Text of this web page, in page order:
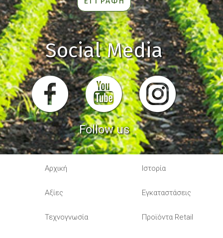
Social Media
Follow us
Αρχική Ιστορία
Αξίες Εγκαταστάσεις
Τεχνογνωσία Προϊόντα Retail